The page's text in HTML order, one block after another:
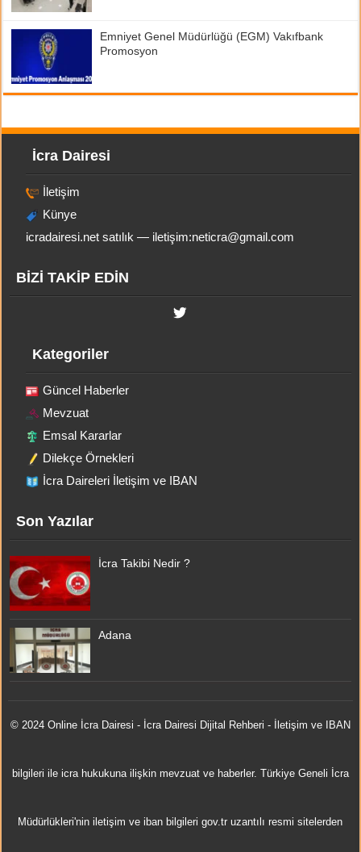
Emniyet Genel Müdürlüğü (EGM) Vakıfbank
Promosyon
İcra Dairesi
İletişim
Künye
icradairesi.net satılık — iletişim:neticra@gmail.com
BİZİ TAKİP EDİN
Kategoriler
Güncel Haberler
Mevzuat
Emsal Kararlar
Dilekçe Örnekleri
İcra Daireleri İletişim ve IBAN
Son Yazılar
İcra Takibi Nedir ?
Adana
© 2024 Online İcra Dairesi - İcra Dairesi Dijital Rehberi - İletişim ve IBAN
bilgileri ile icra hukukuna ilişkin mevzuat ve haberler. Türkiye Geneli İcra
Müdürlükleri'nin iletişim ve iban bilgileri gov.tr uzantılı resmi sitelerden